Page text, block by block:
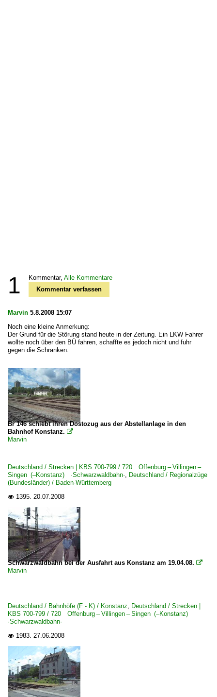
1 Kommentar, Alle Kommentare
Kommentar verfassen
Marvin 5.8.2008 15:07
Noch eine kleine Anmerkung:
Der Grund für die Störung stand heute in der Zeitung. Ein LKW Fahrer
wollte noch über den BÜ fahren, schaffte es jedoch nicht und fuhr
gegen die Schranken.
Br 146 schiebt ihren Dostozug aus der Abstellanlage in den
Bahnhof Konstanz. 
Marvin
Deutschland / Strecken | KBS 700-799 / 720 Offenburg – Villingen –
Singen (–Konstanz) ·Schwarzwaldbahn·, Deutschland / Regionalzüge
(Bundesländer) / Baden-Württemberg
 1395. 20.07.2008
Schwarzwaldbahn bei der Ausfahrt aus Konstanz am 19.04.08. 
Marvin
Deutschland / Bahnhöfe (F - K) / Konstanz, Deutschland / Strecken |
KBS 700-799 / 720 Offenburg – Villingen – Singen (–Konstanz)
·Schwarzwaldbahn·
 1983. 27.06.2008